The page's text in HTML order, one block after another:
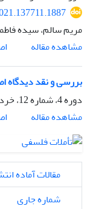
مریم سالم، سیده
مشاهده مقاله
بررسی و نقد دیدگاه
دوره 4، شماره 12، خرداد 1393، صفحه
مشاهده مقاله
مقالات آماده
شماره جاری